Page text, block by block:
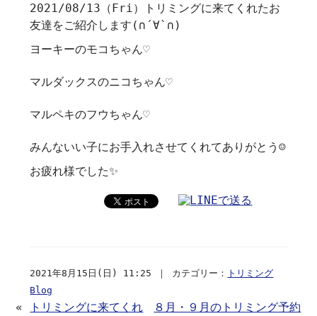
2021/08/13 （Fri ）トリミングに来てくれたお
友達をご紹介します ( ∩ ´∀` ∩ )
ヨーキーのモコちゃん♡
マルダックスのニコちゃん♡
マルペキのフウちゃん♡
みんないい子にお手入れさせてくれてありがとう☺️
お疲れ様でした✨
2021年8月15日(日) 11:25 ｜ カテゴリー： トリミング
Blog
«
トリミングに来てくれ
８月・９月のトリミング予約